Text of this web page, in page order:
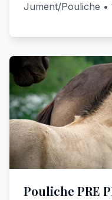
Jument/Pouliche •
Pouliche PRE